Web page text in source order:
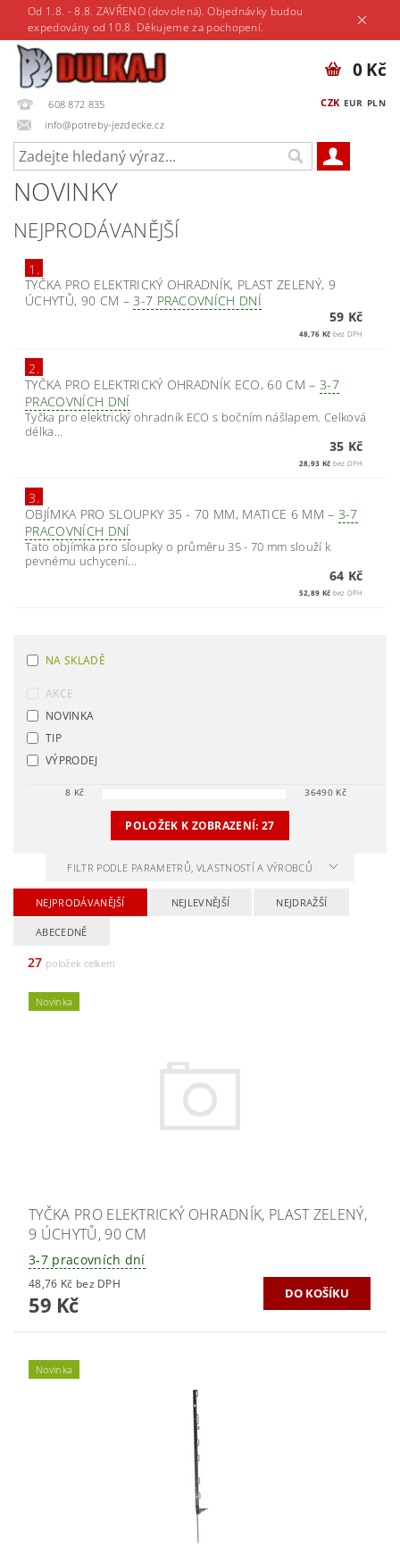
Od 1.8. - 8.8. ZAVŘENO (dovolená). Objednávky budou
expedovány od 10.8. Děkujeme za pochopení.
608 872 835
info@potreby-jezdecke.cz
CZK EUR PLN
0 Kč
NOVINKY
NEJPRODÁVANĚJŠÍ
1.
TYČKA PRO ELEKTRICKÝ OHRADNÍK, PLAST ZELENÝ, 9
ÚCHYTŮ, 90 CM – 3-7 PRACOVNÍCH DNÍ
59 Kč
48,76 Kč bez DPH
2.
TYČKA PRO ELEKTRICKÝ OHRADNÍK ECO, 60 CM– 3-7
PRACOVNÍCH DNÍ
Tyčka pro elektrický ohradník ECO s bočním nášlapem. Celková
délka...
35 Kč
28,93 Kč bez DPH
3.
OBJÍMKA PRO SLOUPKY 35 - 70 MM, MATICE 6 MM– 3-7
PRACOVNÍCH DNÍ
Tato objímka pro sloupky o průměru 35 - 70 mm slouží k
pevnému uchycení...
64 Kč
52,89 Kč bez DPH
NA SKLADĚ
AKCE
NOVINKA
TIP
VÝPRODEJ
8 Kč 36490Kč
POLOŽEK K ZOBRAZENÍ:27
FILTR PODLE PARAMETRŮ, VLASTNOSTÍ A VÝROBCŮ
NEJPRODÁVANĚJŠÍ NEJLEVNĚJŠÍ NEJDRAŽŠÍ
ABECEDNĚ
27 položek celkem
Novinka
TYČKA PRO ELEKTRICKÝ OHRADNÍK, PLAST ZELENÝ,
9 ÚCHYTŮ, 90 CM
3-7 pracovních dní
48,76 Kč bez DPH
59 Kč
Novinka